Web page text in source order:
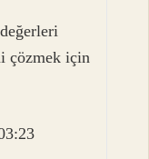
çözmek için